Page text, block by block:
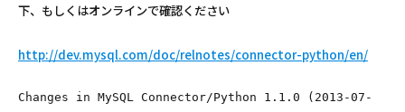
下、もしくはオンラインで確認ください
http://dev.mysql.com/doc/relnotes/connector-python/en/
Changes in MySQL Connector/Python 1.1.0 (2013-07-